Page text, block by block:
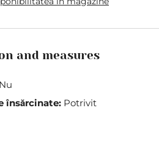
and measures
Nu
însărcinate: Potrivit